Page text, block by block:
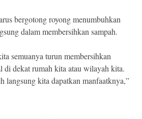
bergotong royong menumbuhkan
dalam membersihkan sampah.
semuanya turun membersihkan
dekat rumah kita atau wilayah kita.
langsung kita dapatkan manfaatknya,”